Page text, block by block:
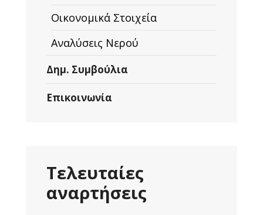
Οικονομικά Στοιχεία
Αναλύσεις Νερού
Δημ. Συμβούλια
Επικοινωνία
Τελευταίες
αναρτήσεις